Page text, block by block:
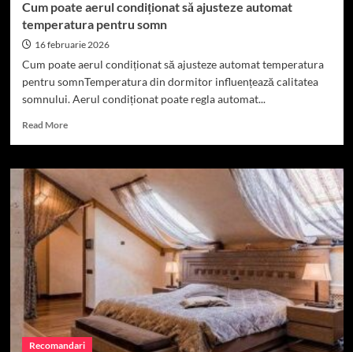
ambiguități
Cum poate aerul condiționat să ajusteze automat
temperatura pentru somn
16 februarie 2026
Cum poate aerul condiționat să ajusteze automat temperatura
pentru somnTemperatura din dormitor influențează calitatea
somnului. Aerul condiționat poate regla automat...
Read MoreRead
Cum
poate
aerul
condiționat
să
ajusteze
automat
temperatura
somn
Recomandari